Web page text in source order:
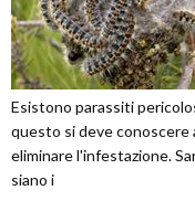
Esistono parassiti
questo si deve conoscere
eliminare l'infestazione.
siano i